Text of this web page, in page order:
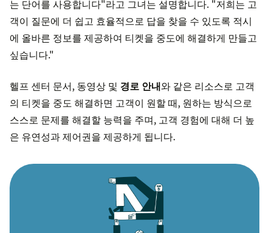
는 단어를 사용합니다"라고 그녀는 설명합니다. "저희는 고
객이 질문에 더 쉽고 효율적으로 답을 찾을 수 있도록 적시
에 올바른 정보를 제공하여 티켓을 중도에 해결하게 만들고
싶습니다."
헬프 센터 문서, 동영상 및 경로 안내와 같은 리소스로 고객
의 티켓을 중도 해결하면 고객이 원할 때, 원하는 방식으로
스스로 문제를 해결할 능력을 주며, 고객 경험에 대해 더 높
은 유연성과 제어권을 제공하게 됩니다.